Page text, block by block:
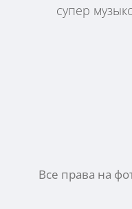
супер
Все права на